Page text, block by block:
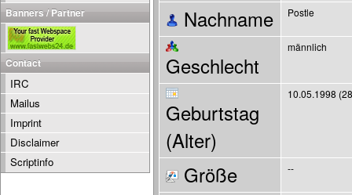
Nachname Postle
Geschlecht
männlich
Geburtstag
(Alter)
10.05.1998
Größe --
Banners / Partner
Contact
IRC
Mailus
Imprint
Disclaimer
Scriptinfo